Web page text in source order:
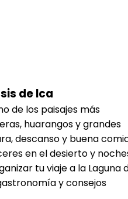
de Ica
de los paisajes más
huarangos y grandes
descanso y buena
en el desierto y
tu viaje a la Laguna
y consejos